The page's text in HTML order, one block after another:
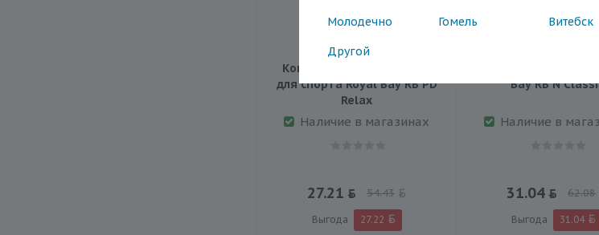
Молодечно Гомель Витебск
Другой
Компрессионные гольфы
для спорта Royal Bay RB PD
Relax
Наличие в магазинах
27.21 54.43
Выгода 27.22
Bay RB N
Наличие в
31.04 62.08
Выгода 31.04